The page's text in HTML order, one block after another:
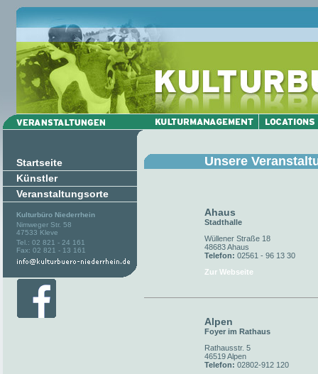
Startseite
Künstler
Veranstaltungsorte
Kulturbüro Niederrhein
Nimweger Str. 58
47533 Kleve
Tel.: 02 821 - 24 161
Fax: 02 821 - 13 161
Unsere
Ahaus
Stadthalle
Wüllener Straße 18
48683 Ahaus
Telefon: 02561 - 96 13 30
Zur Webseite
Alpen
Foyer im Rathaus
Rathausstr. 5
46519 Alpen
Telefon: 02802-912 120